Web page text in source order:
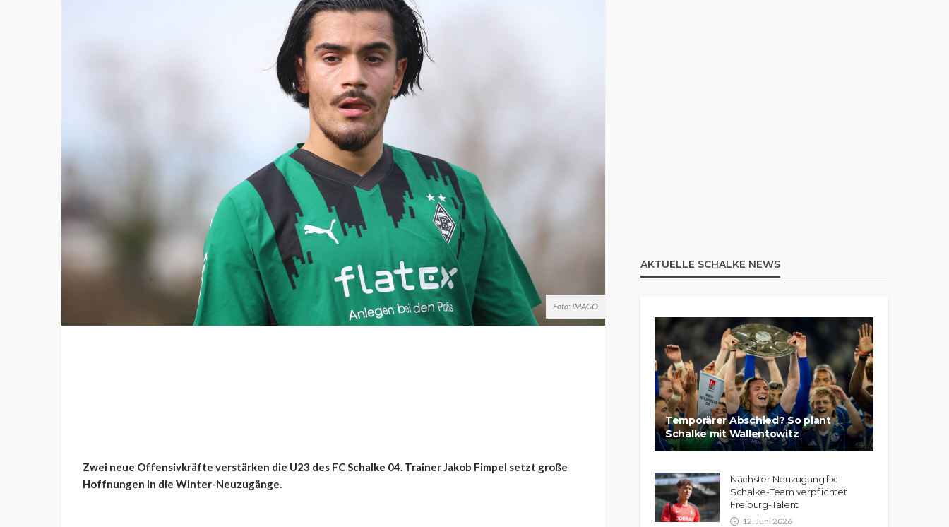
Foto: IMAGO
Zwei neue Offensivkräfte verstärken die U23 des FC Schalke 04. Trainer Jakob Fimpel setzt große
Hoffnungen in die Winter-Neuzugänge.
AKTUELLE SCHALKE NEWS
Temporärer Abschied? So plant
Schalke mit Wallentowitz
Nächster Neuzugang fix:
Schalke-Team verpflichtet
Freiburg-Talent
12. Juni 2026